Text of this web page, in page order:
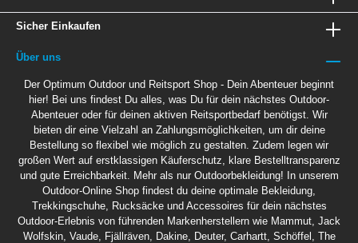
Sicher Einkaufen
Über uns
Der Optimum Outdoor und Reitsport Shop - Dein Abenteuer beginnt
hier! Bei uns findest Du alles, was Du für dein nächstes Outdoor-
Abenteuer oder für deinen aktiven Reitsportbedarf benötigst. Wir
bieten dir eine Vielzahl an Zahlungsmöglichkeiten, um dir deine
Bestellung so flexibel wie möglich zu gestalten. Zudem legen wir
großen Wert auf erstklassigen Käuferschutz, klare Bestelltransparenz
und gute Erreichbarkeit. Mehr als nur Outdoorbekleidung! In unserem
Outdoor-Online Shop findest du deine optimale Bekleidung,
Trekkingschuhe, Rucksäcke und Accessoires für dein nächstes
Outdoor-Erlebnis von führenden Markenherstellern wie Mammut, Jack
Wolfskin, Vaude, Fjällräven, Dakine, Deuter, Carhartt, Schöffel, The